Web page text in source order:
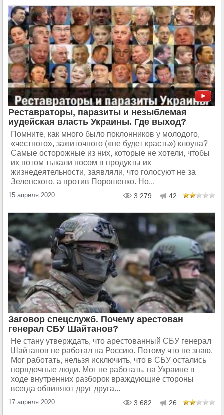
Реставраторы, паразиты и незыблемая
иудейская власть Украины. Где выход?
Помните, как много было поклонников у молодого,
«честного», зажиточного («не будет красть») клоуна?
Самые осторожные из них, которые не хотели, чтобы
их потом тыкали носом в продукты их
жизнедеятельности, заявляли, что голосуют не за
Зеленского, а против Порошенко. Но...
15 апреля 2020 3 279 42
Заговор спецслужб. Почему арестован
генерал СБУ Шайтанов?
Не стану утверждать, что арестованный СБУ генерал
Шайтанов не работал на Россию. Потому что не знаю.
Мог работать, нельзя исключить, что в СБУ остались
порядочные люди. Мог не работать, на Украине в
ходе внутренних разборок враждующие стороны
всегда обвиняют друг друга...
17 апреля 2020 3 682 26